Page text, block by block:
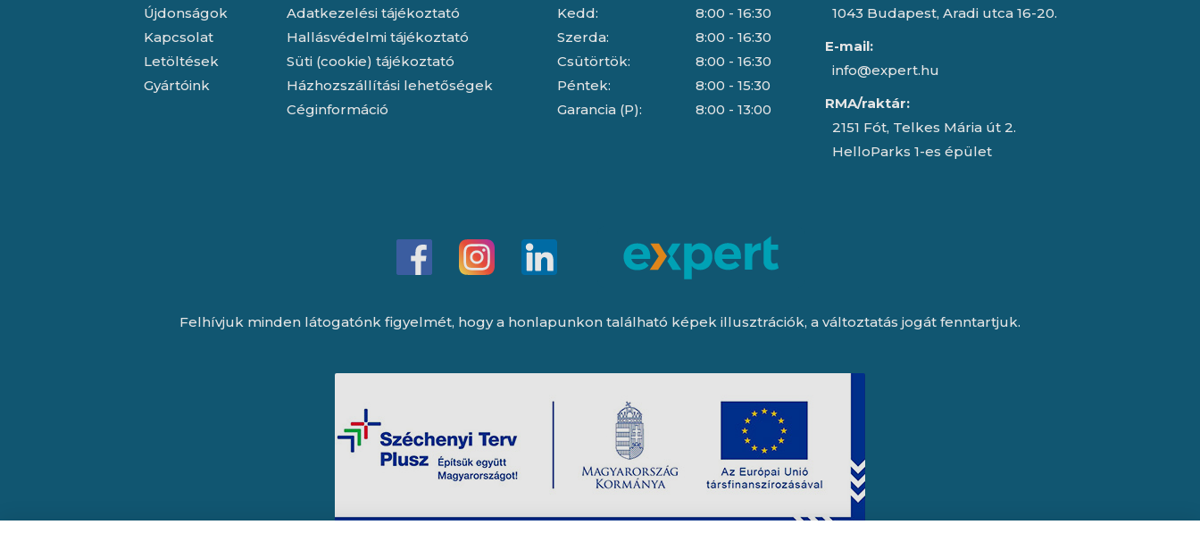
Újdonságok
Kapcsolat
Letöltések
Gyártóink
Adatkezelési tájékoztató
Hallásvédelmi tájékoztató
Süti (cookie) tájékoztató
Házhozszállítási lehetőségek
Céginformáció
Kedd:
Szerda:
Csütörtök:
Péntek:
Garancia (P):
8:00 - 16:30
8:00 - 16:30
8:00 - 16:30
8:00 - 15:30
8:00 - 13:00
1043 Budapest, Aradi utca 16-20.
E-mail:
info@expert.hu
RMA/raktár:
2151 Fót, Telkes Mária út 2.
HelloParks 1-es épület
Felhívjuk minden látogatónk figyelmét, hogy a honlapunkon található képek illusztrációk, a változtatás jogát fenntartjuk.